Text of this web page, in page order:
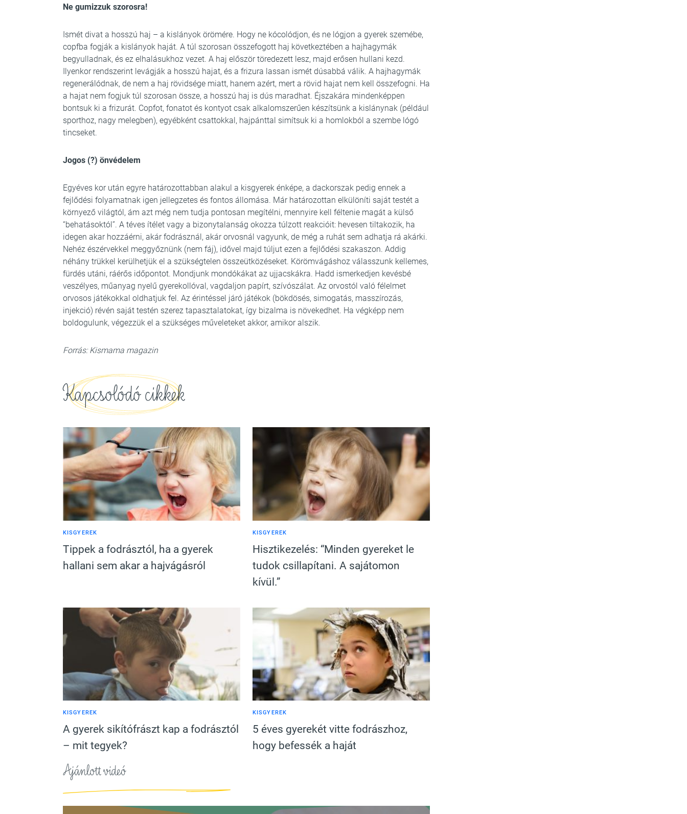
Ne gumizzuk szorosra!
Ismét divat a hosszú haj – a kislányok örömére. Hogy ne kócolódjon, és ne lógjon a gyerek szemébe,
copfba fogják a kislányok haját. A túl szorosan összefogott haj következtében a hajhagymák
begyulladnak, és ez elhalásukhoz vezet. A haj először töredezett lesz, majd erősen hullani kezd.
Ilyenkor rendszerint levágják a hosszú hajat, és a frizura lassan ismét dúsabbá válik. A hajhagymák
regenerálódnak, de nem a haj rövidsége miatt, hanem azért, mert a rövid hajat nem kell összefogni. Ha
a hajat nem fogjuk túl szorosan össze, a hosszú haj is dús maradhat. Éjszakára mindenképpen
bontsuk ki a frizurát. Copfot, fonatot és kontyot csak alkalomszerűen készítsünk a kislánynak (például
sporthoz, nagy melegben), egyébként csattokkal, hajpánttal simítsuk ki a homlokból a szembe lógó
tincseket.
Jogos (?) önvédelem
Egyéves kor után egyre határozottabban alakul a kisgyerek énképe, a dackorszak pedig ennek a
fejlődési folyamatnak igen jellegzetes és fontos állomása. Már határozottan elkülöníti saját testét a
környező világtól, ám azt még nem tudja pontosan megítélni, mennyire kell féltenie magát a külső
“behatásoktól”. A téves ítélet vagy a bizonytalanság okozza túlzott reakcióit: hevesen tiltakozik, ha
idegen akar hozzáérni, akár fodrásznál, akár orvosnál vagyunk, de még a ruhát sem adhatja rá akárki.
Nehéz észérvekkel meggyőznünk (nem fáj), idővel majd túljut ezen a fejlődési szakaszon. Addig
néhány trükkel kerülhetjük el a szükségtelen összeütközéseket. Körömvágáshoz válasszunk kellemes,
fürdés utáni, ráérős időpontot. Mondjunk mondókákat az ujjacskákra. Hadd ismerkedjen kevésbé
veszélyes, műanyag nyelű gyerekollóval, vagdaljon papírt, szívószálat. Az orvostól való félelmet
orvosos játékokkal oldhatjuk fel. Az érintéssel járó játékok (bökdösés, simogatás, masszírozás,
injekció) révén saját testén szerez tapasztalatokat, így bizalma is növekedhet. Ha végképp nem
boldogulunk, végezzük el a szükséges műveleteket akkor, amikor alszik.
Forrás: Kismama magazin
Kapcsolódó cikkek
KISGYEREK
Tippek a fodrásztól, ha a gyerek
hallani sem akar a hajvágásról
KISGYEREK
Hisztikezelés: “Minden gyereket le
tudok csillapítani. A sajátomon
kívül.”
KISGYEREK
A gyerek sikítófrászt kap a fodrásztól
– mit tegyek?
KISGYEREK
5 éves gyerekét vitte fodrászhoz,
hogy befessék a haját
Ajánlott videó